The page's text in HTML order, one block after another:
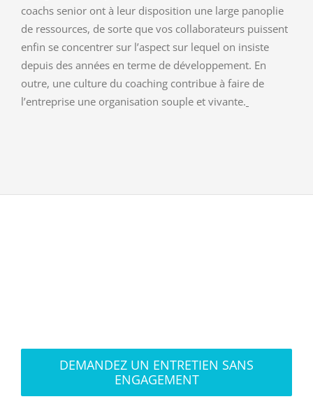
coachs senior ont à leur disposition une large panoplie
de ressources, de sorte que vos collaborateurs puissent
enfin se concentrer sur l’aspect sur lequel on insiste
depuis des années en terme de développement. En
outre, une culture du coaching contribue à faire de
l’entreprise une organisation souple et vivante.
DEMANDEZ UN ENTRETIEN SANS
ENGAGEMENT